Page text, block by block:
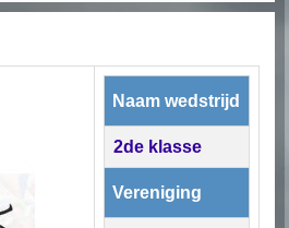
Naam wedstrijd
2de klasse
Vereniging